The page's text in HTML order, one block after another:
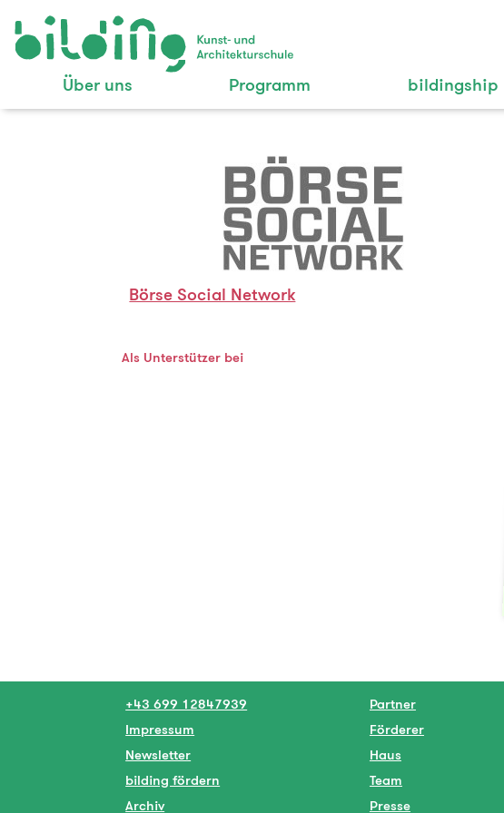
Über uns Programm bildingship
Börse Social Network
Als Unterstützer bei
+43 699 12847939
Impressum
Newsletter
bilding fördern
Archiv
Partner
Förderer
Haus
Team
Presse